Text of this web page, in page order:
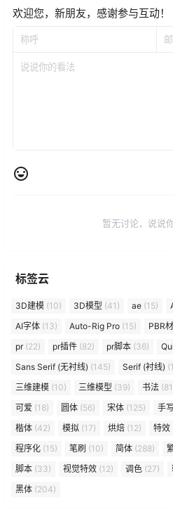
欢迎您，新朋友，感谢参与互动！
暂无讨论，说说
标签云
3D建模 (10) 3D模型 (41) ae (15)
AI字体 (13) Auto-Rig Pro (15) PBR
pr(22) pr插件 (82) pr脚本 (36)
Sans Serif (无衬线) (145) Serif (衬线)
三维建模 (10) 三维模型 (39) 书法
可爱 (18) 圆体 (56) 宋体 (125) 手写
楷体 (42) 模拟 (17) 烘焙 (12) 特效
程序化 (15) 笔刷 (10) 简体 (288)
脚本 (33) 视觉特效 (12) 调色 (27)
黑体 (204)